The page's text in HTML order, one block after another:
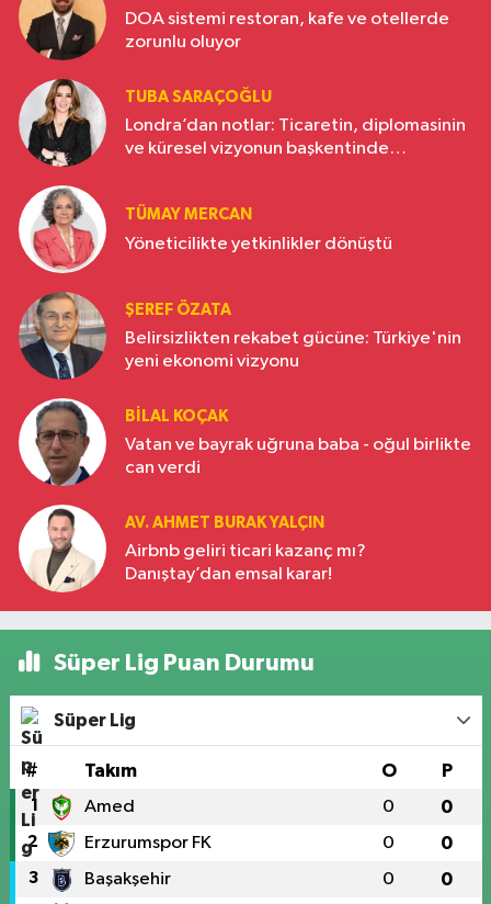
DOA sistemi restoran, kafe ve otellerde
zorunlu oluyor
TUBA SARAÇOĞLU
Londra’dan notlar: Ticaretin, diplomasinin
ve küresel vizyonun başkentinde
TÜMAY MERCAN
Yöneticilikte yetkinlikler dönüştü
ŞEREF ÖZATA
Belirsizlikten rekabet gücüne: Türkiye'nin
yeni ekonomi vizyonu
BILAL KOÇAK
Vatan ve bayrak uğruna baba - oğul birlikte
can verdi
AV. AHMET BURAK YALÇIN
Airbnb geliri ticari kazanç mı?
Danıştay’dan emsal karar!
Süper Lig Puan Durumu
Süper Lig
# Takım O P
1 Amed 0 0
2 Erzurumspor FK 0 0
3 Başakşehir 0 0